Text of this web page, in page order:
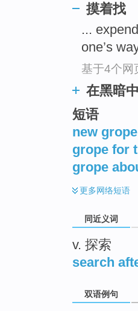
摸着找
...
one’s
基于4个网
在黑暗
短语
new
grope for
grope
更多网络短语
同近义词
v. 探索
search
双语例句